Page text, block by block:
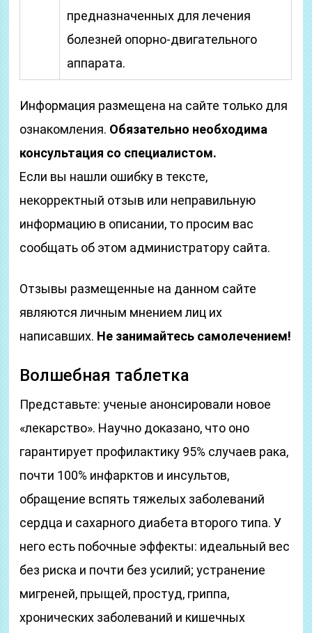
предназначенных для лечения
болезней опорно-двигательного
аппарата.
Информация размещена на сайте только для
ознакомления. Обязательно необходима
консультация со специалистом.
Если вы нашли ошибку в тексте,
некорректный отзыв или неправильную
информацию в описании, то просим вас
сообщать об этом администратору сайта.
Отзывы размещенные на данном сайте
являются личным мнением лиц их
написавших. Не занимайтесь самолечением!
Волшебная таблетка
Представьте: ученые анонсировали новое
«лекарство». Научно доказано, что оно
гарантирует профилактику 95% случаев рака,
почти 100% инфарктов и инсультов,
обращение вспять тяжелых заболеваний
сердца и сахарного диабета второго типа. У
него есть побочные эффекты: идеальный вес
без риска и почти без усилий; устранение
мигреней, прыщей, простуд, гриппа,
хронических заболеваний и кишечных